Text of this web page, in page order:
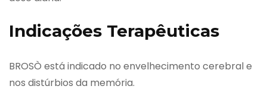
Indicações Terapêuticas
BROSÒ está indicado no envelhecimento cerebral e
nos distúrbios da memória.